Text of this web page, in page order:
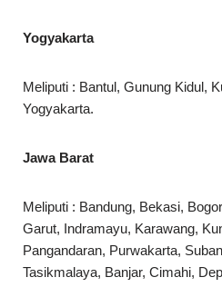
Yogyakarta
Meliputi : Bantul, Gunung Kidul,
Yogyakarta.
Jawa Barat
Meliputi : Bandung, Bekasi,
Garut, Indramayu, Karawang,
Pangandaran, Purwakarta,
Tasikmalaya, Banjar, Cimahi,